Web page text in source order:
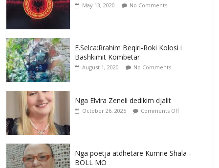
May 13, 2020 No Comments
E.Selca:Rrahim Beqiri-Roki Kolosi i
Bashkimit Kombëtar
August 1, 2020 No Comments
Nga Elvira Zeneli dedikim djalit
October 26, 2025 Comments Off
Nga poetja atdhetare Kumrie Shala -
BOLL MO